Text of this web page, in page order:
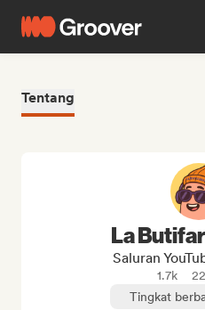
Tentang
La
Saluran
1.7k
Tingkat